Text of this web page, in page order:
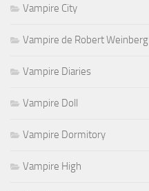
Vampire City
Vampire de Robert Weinberg
Vampire Diaries
Vampire Doll
Vampire Dormitory
Vampire High